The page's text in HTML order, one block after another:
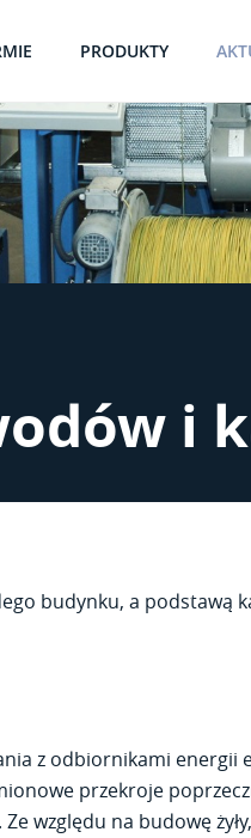
PRODUKTY
i
budynku, a podstawą
z odbiornikami
przekroje
względu na budowę